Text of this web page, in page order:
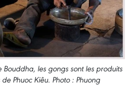
Bouddha, les gongs sont les produits
Phuoc Kiêu. Photo : Phuong